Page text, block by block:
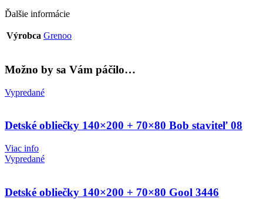
Ďalšie informácie
Výrobca Grenoo
Možno by sa Vám páčilo…
Vypredané
Detské obliečky 140×200 + 70×80 Bob staviteľ 08
Viac info
Vypredané
Detské obliečky 140×200 + 70×80 Gool 3446